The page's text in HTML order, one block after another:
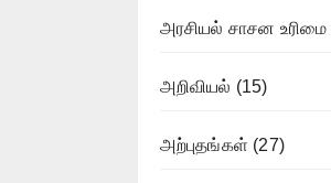
அரசியல் சாசன உரிமை
அறிவியல் (15)
அற்புதங்கள் (27)